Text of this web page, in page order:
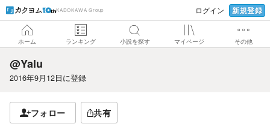
KADOKAWA Group ログイン 新規登録
ホーム ランキング 小説を探す マイページ その他
@Yalu
2016年9月12日に登録
フォロー 共有